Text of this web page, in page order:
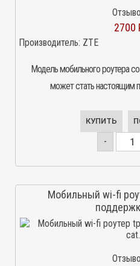
2700
Производитель: ZTE
Модель мобильного роутера
может стать настоящим
КУПИТЬ
-
Мобильный wi-fi